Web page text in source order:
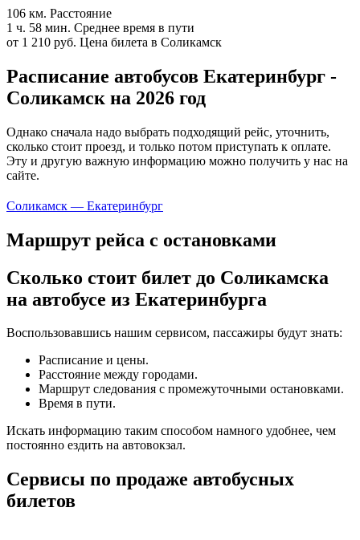
106 км. Расстояние
1 ч. 58 мин. Среднее время в пути
от 1 210 руб. Цена билета в Соликамск
Расписание автобусов Екатеринбург -
Соликамск на 2026 год
Однако сначала надо выбрать подходящий рейс, уточнить,
сколько стоит проезд, и только потом приступать к оплате.
Эту и другую важную информацию можно получить у нас на
сайте.
Соликамск — Екатеринбург
Маршрут рейса с остановками
Сколько стоит билет до Соликамска
на автобусе из Екатеринбурга
Воспользовавшись нашим сервисом, пассажиры будут знать:
Расписание и цены.
Расстояние между городами.
Маршрут следования с промежуточными остановками.
Время в пути.
Искать информацию таким способом намного удобнее, чем
постоянно ездить на автовокзал.
Сервисы по продаже автобусных
билетов